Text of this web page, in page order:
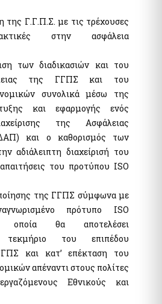
Εξυπηρέτηση
με τηλεδιάσκεψη από
Εξωτερικών
τηλεδιάσκεψη από Κέντρο
σε Κέντρο Εξυπηρέτησης
με τηλεδιάσκεψη από τον e-ΕΦΚΑ
ΔΥΠΑ
με τηλεδιάσκεψη από τον Δήμο
με τηλεδιάσκεψη από
με τηλεδιάσκεψη από την
Εσόδων (Α.Α.Δ.Ε.)
με τηλεδιάσκεψη από την
(Δ.ΥΠ.Α τ. ΟΑΕΔ)
με τηλεδιάσκεψη ή τηλεφωνική
(για Γενικές Πληροφορίες
Γ.Γ.Χρηματοπιστωτικού Τομέα &
(ΓΓΧΤΔΙΧ πρώην ΕΓΔΙΧ) του Υπ.
Γ.Γ.Π.Σ. με τις τρέχουσες
στην ασφάλεια
των διαδικασιών και του
της ΓΓΠΣ και του
συνολικά μέσω της
και εφαρμογής ενός
της Ασφάλειας
και ο καθορισμός των
αδιάλειπτη διαχείρισή του
του προτύπου ISO
της ΓΓΠΣ σύμφωνα με
πρότυπο ISO
οποία θα αποτελέσει
τεκμήριο του επιπέδου
και κατ’ επέκταση του
απέναντι στους πολίτες
Εθνικούς και